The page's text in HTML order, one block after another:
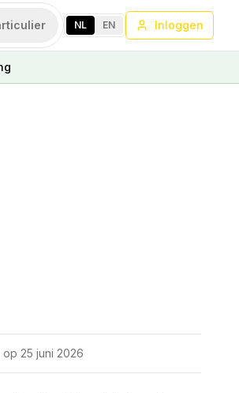
NL EN Inloggen
op 25 juni 2026